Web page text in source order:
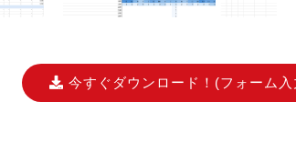
今すぐダウンロード！ (フォーム